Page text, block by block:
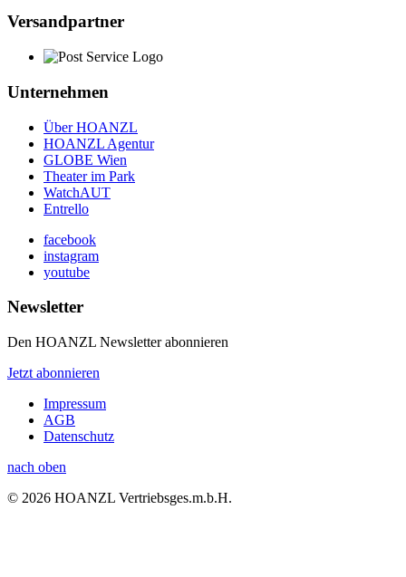
Versandpartner
Unternehmen
Über HOANZL
HOANZL Agentur
GLOBE Wien
Theater im Park
WatchAUT
Entrello
facebook
instagram
youtube
Newsletter
Den HOANZL Newsletter abonnieren
Jetzt abonnieren
Impressum
AGB
Datenschutz
nach oben
© 2026 HOANZL Vertriebsges.m.b.H.